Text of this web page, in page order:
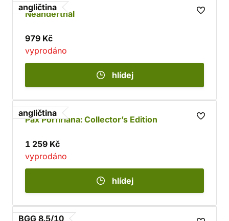
angličtina
Neanderthal
979 Kč
vyprodáno
hlídej
angličtina
Pax Porfiriana: Collector’s Edition
1 259 Kč
vyprodáno
hlídej
BGG 8.5/10